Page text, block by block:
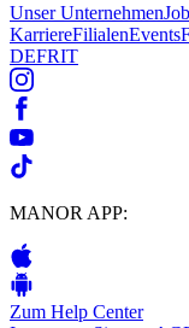
Unser Unternehmen
KarriereFilialenEvents
DEFRIT
MANOR APP:
Zum Help Center